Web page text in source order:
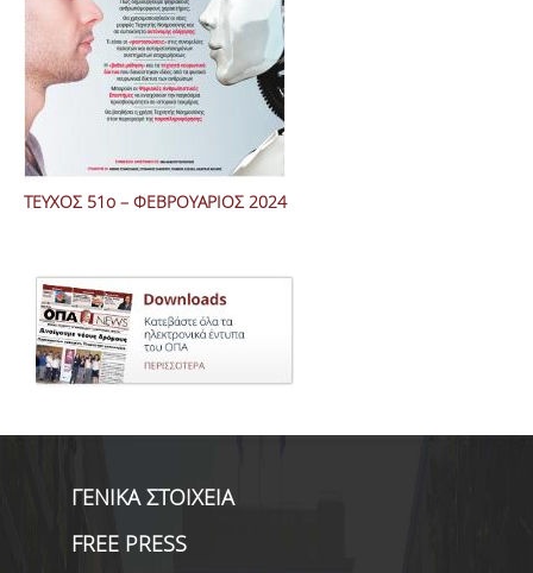
ΤΕΥΧΟΣ 51ο – ΦΕΒΡΟΥΑΡΙΟΣ 2024
ΓΕΝΙΚΑ ΣΤΟΙΧΕΙΑ
FREE PRESS